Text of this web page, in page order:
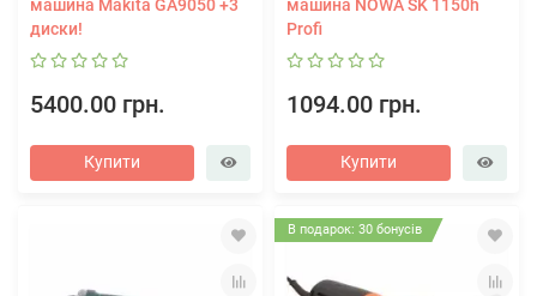
машина Makita GA9050 +3
диски!
5400.00 грн.
Купити
машина NOWA SK 1150h
Profi
1094.00 грн.
Купити
В подарок: 30 бонусів